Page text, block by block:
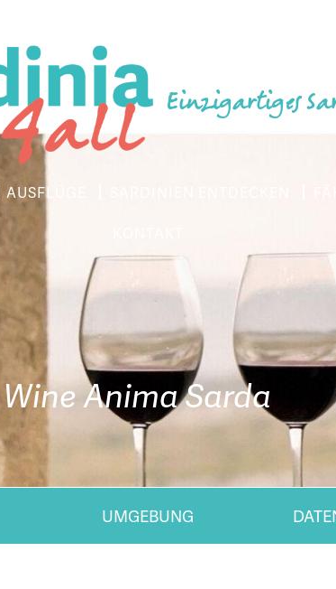
Einzigartiges
AUSFLÜGE
Anima Sarda
UMGEBUNG